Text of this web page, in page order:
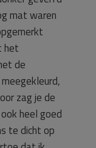
mat waren
het
de
zag je de
heel goed
te dicht op